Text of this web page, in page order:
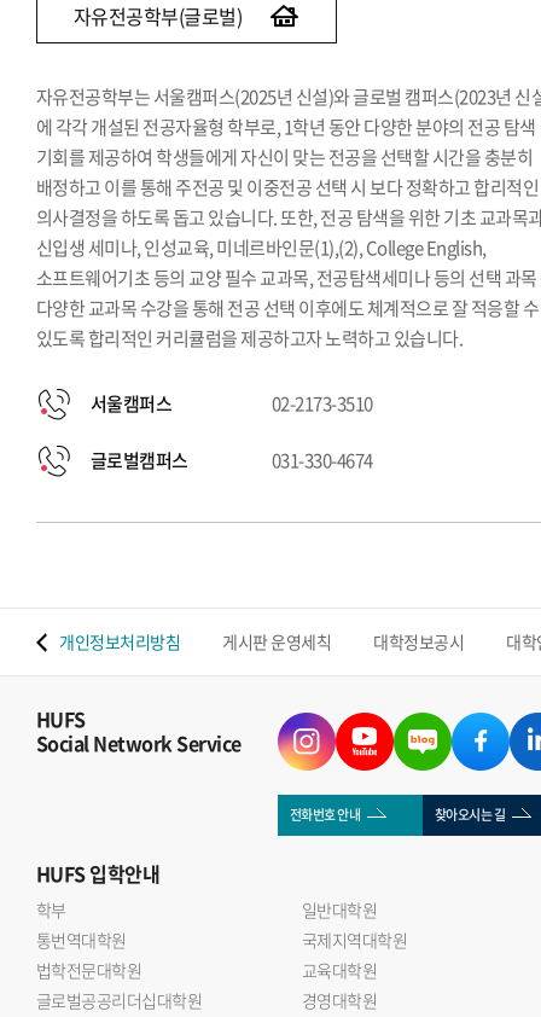
자유전공학부(글로벌)
자유전공학부는 서울캠퍼스(2025년 신설)와 글로벌 캠퍼스(2023년 신
에 각각 개설된 전공자율형 학부로, 1학년 동안 다양한 분야의 전공 탐색
기회를 제공하여 학생들에게 자신이 맞는 전공을 선택할 시간을 충분히
배정하고 이를 통해 주전공 및 이중전공 선택 시 보다 정확하고 합리적인
의사결정을 하도록 돕고 있습니다. 또한, 전공 탐색을 위한 기초 교과목
신입생 세미나, 인성교육, 미네르바인문(1),(2), College English,
소프트웨어기초 등의 교양 필수 교과목, 전공탐색세미나 등의 선택 과
다양한 교과목 수강을 통해 전공 선택 이후에도 체계적으로 잘 적응할 수
있도록 합리적인 커리큘럼을 제공하고자 노력하고 있습니다.
서울캠퍼스 02-2173-3510
글로벌캠퍼스 031-330-4674
개인정보처리방침 게시판 운영세칙 대학정보공시 대
HUFS
Social Network Service
전화번호 안내 찾아오시는 길
HUFS입학안내
학부
일반대학원
통번역대학원
국제지역대학원
법학전문대학원
교육대학원
글로벌공공리더십대학원
경영대학원